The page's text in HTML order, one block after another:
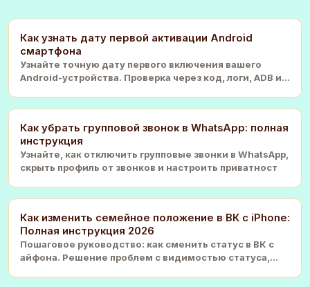
Как узнать дату первой активации Android
смартфона
Узнайте точную дату первого включения вашего
Android-устройства. Проверка через код, логи, ADB и
Как убрать групповой звонок в WhatsApp: полная
инструкция
Узнайте, как отключить групповые звонки в WhatsApp,
скрыть профиль от звонков и настроить приватност
Как изменить семейное положение в ВК с iPhone:
Полная инструкция 2026
Пошаговое руководство: как сменить статус в ВК с
айфона. Решение проблем с видимостью статуса,